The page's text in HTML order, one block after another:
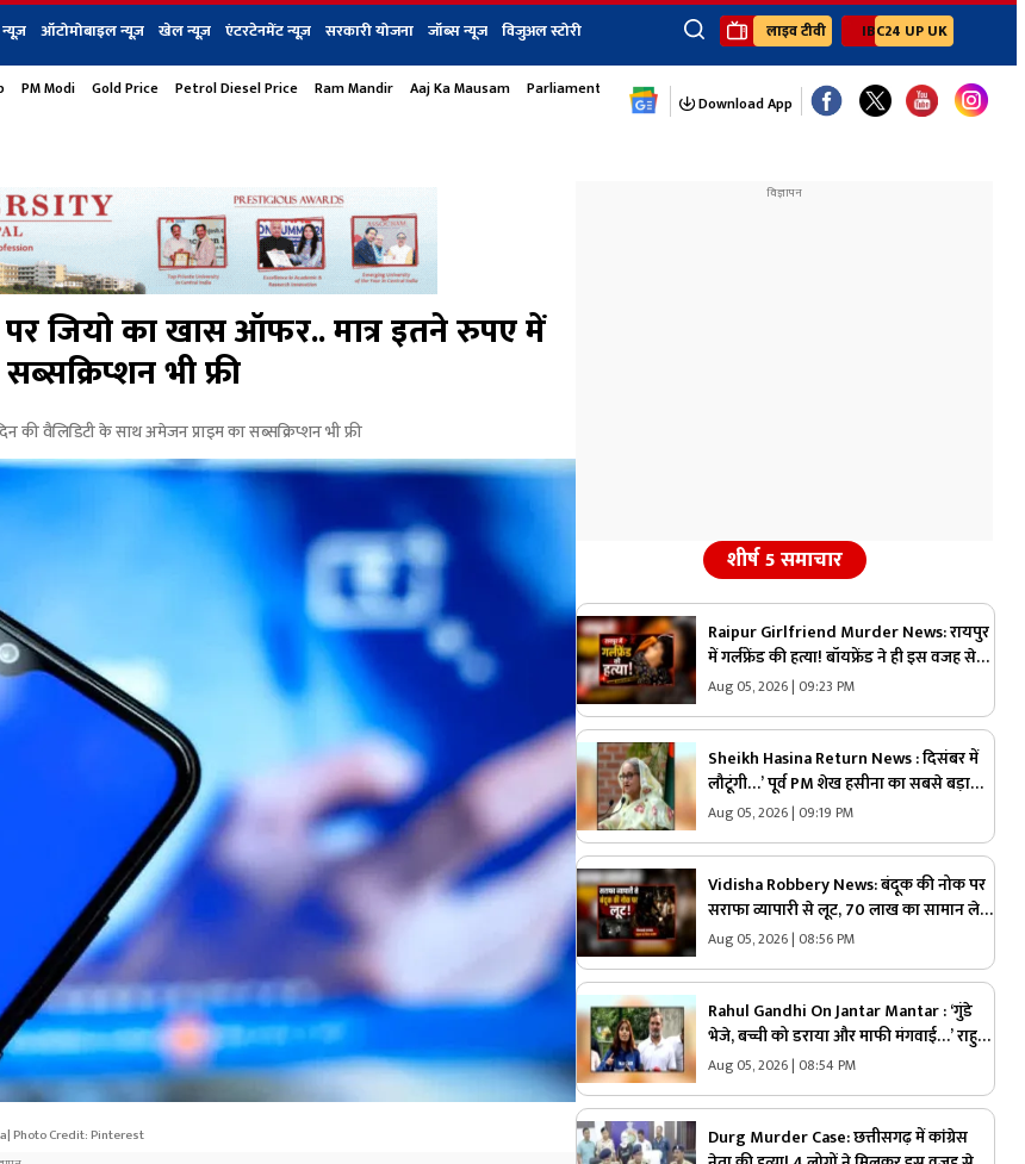
ऑटोमोबाइल न्यूज़ खेल न्यूज़ एंटरटेनमेंट न्यूज़ सरकारी योजना जॉब्स न्यूज विजुअल स्टोरी
×
जॉब्स न्यूज Youtube Channels
Ibc24 Jankarwan
लाइव टीवी IBC24 UP UK
PM Modi Gold Price Petrol Diesel Price Ram Mandir Aaj Ka Mausam Parliament Monsoon Session
Download App
जियो का खास ऑफर.. मात्र इतने रुपए में
भी फ्री
वैलिडिटी के साथ अमेजन प्राइम का सब्सक्रिप्शन भी फ्री
Photo Credit: Pinterest
शीर्ष 5 समाचार
Raipur Girlfriend Murder News: रायपुर
में गर्लफ्रेंड की हत्या! बॉयफ्रेंड ने ही इस वजह से
उतारा मौत के घाट, 6 महीने से रह रहे थे लिव इन
Aug 05, 2026 | 09:23 PM
Sheikh Hasina Return News : दिसंबर में
लौटूंगी…’ पूर्व PM शेख हसीना का सबसे बड़ा
ऐलान! प्रेस कॉन्फ्रेंस में खोले ऐसे राज, मच
Aug 05, 2026 | 09:19 PM
Vidisha Robbery News: बंदूक की नोक पर
सराफा व्यापारी से लूट, 70 लाख का सामान ले
उड़े लुटेरे, जाते-जाते मार दी गोली
Aug 05, 2026 | 08:56 PM
Rahul Gandhi On Jantar Mantar : ‘गुंडे
भेजे, बच्ची को डराया और माफी मंगवाई…’ राहुल
गांधी का बड़ा दावा, छात्रों के साथ खोला मोर्चा
Aug 05, 2026 | 08:54 PM
Durg Murder Case: छत्तीसगढ़ में कांग्रेस